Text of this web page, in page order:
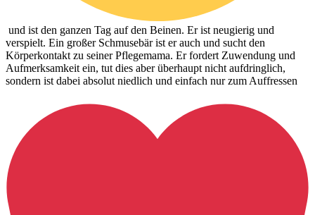
und ist den ganzen Tag auf den Beinen. Er ist neugierig und
verspielt. Ein großer Schmusebär ist er auch und sucht den
Körperkontakt zu seiner Pflegemama. Er fordert Zuwendung und
Aufmerksamkeit ein, tut dies aber überhaupt nicht aufdringlich,
sondern ist dabei absolut niedlich und einfach nur zum Auffressen